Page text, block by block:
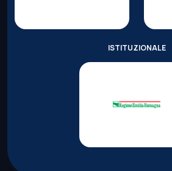
ISTITUZIONALE